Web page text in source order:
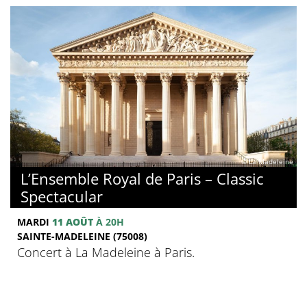
© La Madeleine
L’Ensemble Royal de Paris – Classic
Spectacular
MARDI 11 AOÛT À 20H
SAINTE-MADELEINE (75008)
Concert à La Madeleine à Paris.